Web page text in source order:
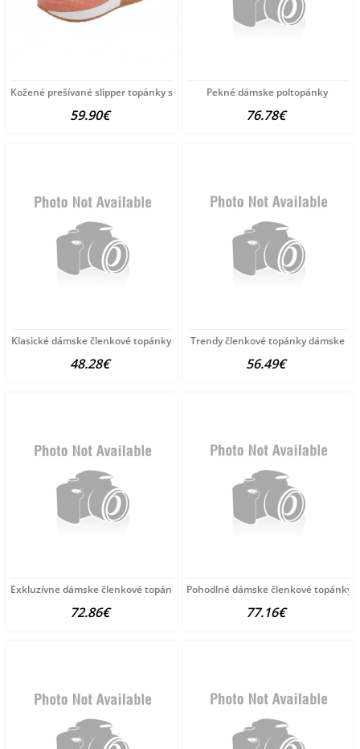
Kožené prešívané slipper topánky s ozdobnou retiazkou
59.90€
Pekné dámske poltopánky
76.78€
Klasické dámske členkové topánky
48.28€
Trendy členkové topánky dámske
56.49€
Exkluzívne dámske členkové topánky
72.86€
Pohodlné dámske členkové topánky
77.16€